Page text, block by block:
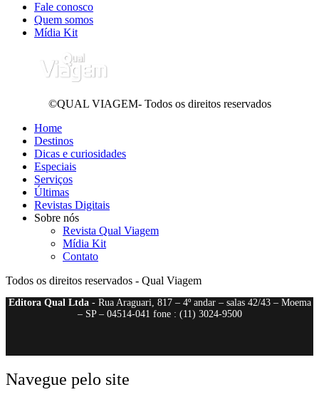
Fale conosco
Quem somos
Mídia Kit
©QUAL VIAGEM- Todos os direitos reservados
Home
Destinos
Dicas e curiosidades
Especiais
Serviços
Últimas
Revistas Digitais
Sobre nós
Revista Qual Viagem
Mídia Kit
Contato
Todos os direitos reservados - Qual Viagem
Editora Qual Ltda- Rua Araguari, 817 – 4º andar – salas 42/43 – Moema
– SP – 04514-041 fone : (11) 3024-9500
Navegue pelo site